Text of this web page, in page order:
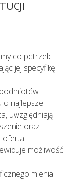
umówiony
lekarza.
stanu
do potrzeb
jej specyfikę i
o najlepsze
uwzględniają
oraz
oferta
możliwość:
mienia